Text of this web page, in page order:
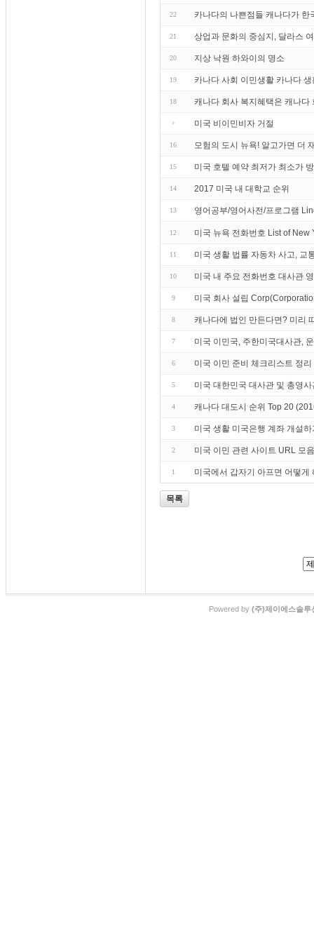
22 카나다의 나쁜점들 캐나다가
21 상업과 문화의 중심지, 달라스
20 지상 낙원 하와이의 명소
19 카나다 사회 이민생활 카나다
18 캐나다 회사 복지혜택은 캐나다
미국 비이민비자 거절
16 모험의 도시 뉴욕! 알고가면 더
15 미국 호텔 예약 최저가 최소가
14 2017 미국 내 대학교 순위
13 영어공부/영어사전/프로그램
12 미국 뉴욕 전화번호 List of
11 미국 생활 법률 자동차 사고, 교
10 미국 내 주요 전화번호 대사관
9 미국 회사 설립
8 캐나다에 법인 만든다면? 미리
7 미국 이민국, 주한미국대사관,
6 미국 이민 준비 체크리스트 정리
5 미국 대한민국 대사관 및 총영
4 캐나다 대도시 순위 Top 20
3 미국 생활 미국은행 계좌 개설하
2 미국 이민 관련 사이트 URL 모
1 미국에서 갑자기 아프면 어떻게
목록
Powered by (주)제이에스솔루